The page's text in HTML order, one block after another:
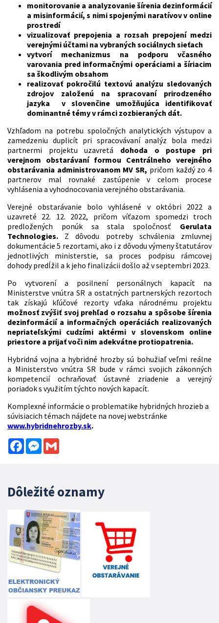
monitorovanie a analyzovanie šírenia dezinformácií
a misinformácií, s nimi spojenými naratívov v online
prostredí
vizualizovať prepojenia a rozsah prepojení medzi
verejnými účtami na vybraných sociálnych sieťach
vytvorí mechanizmus na podporu včasného
varovania pred informačnými operáciami a šíriacim
sa škodlivým obsahom
realizovať pokročilú textovú analýzu sledovaných
zdrojov založenú na spracovaní prirodzeného
jazyka v slovenčine umožňujúca identifikovať
dominantné témy v rámci zozbieraných dát.
Vzhľadom na potrebu spoločných analytických výstupov a
zamedzeniu duplicít pri spracovávaní analýz bola medzi
partnermi projektu uzavretá dohoda o postupe pri
verejnom obstarávaní formou Centrálneho verejného
obstarávania administrovanom MV SR, pričom každý zo 4
partnerov mal rovnaké zastúpenie v celom procese
vyhlásenia a vyhodnocovania verejného obstarávania.
Verejné obstarávanie bolo vyhlásené v októbri 2022 a
uzavreté 22. 12. 2022, pričom víťazom spomedzi troch
predložených ponúk sa stala spoločnosť Gerulata
Technologies. Z dôvodu potreby schválenia zmluvnej
dokumentácie 5 rezortami, ako i z dôvodu výmeny štatutárov
jednotlivých ministerstie, sa proces podpisu rámcovej
dohody predĺžil a k jeho finalizácii došlo až v septembri 2023.
Po vytvorení a posilnení personálnych kapacít na
Ministerstve vnútra SR a ostatných partnerských rezortoch
tak získajú kľúčové rezorty vďaka národnému projektu
možnosť zvýšiť svoj prehľad o rozsahu a spôsobe šírenia
dezinformácií a informačných operáciách realizovaných
nepriateľskými cudzími aktérmi v slovenskom online
priestore a prijať voči nim adekvátne protiopatrenia.
Hybridná vojna a hybridné hrozby sú bohužiaľ veľmi reálne
a Ministerstvo vnútra SR bude v rámci svojich zákonných
kompetencií ochraňovať ústavné zriadenie a verejný
poriadok s využitím týchto nových kapacít.
Komplexné informácie o problematike hybridných hrozieb a
súvisiacich témach nájdete na novej webstránke
www.hybridnehrozby.sk.
FacebookMessenger
Dôležité oznamy